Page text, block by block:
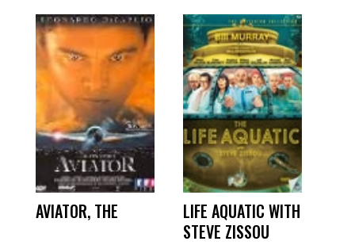
AVIATOR, THE
LIFE AQUATIC WITH
STEVE ZISSOU